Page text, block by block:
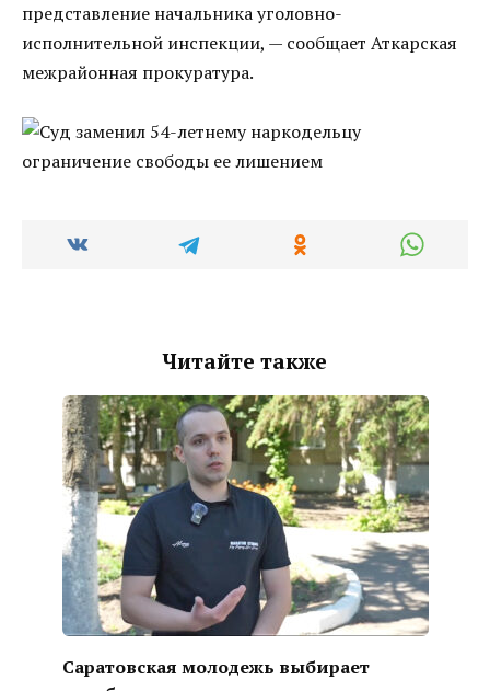
представление начальника уголовно-
исполнительной инспекции, — сообщает Аткарская
межрайонная прокуратура.
Читайте также
Саратовская молодежь выбирает